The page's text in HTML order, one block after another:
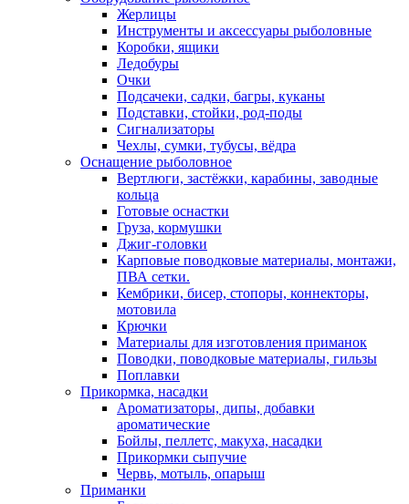
Жерлицы
Инструменты и аксессуары рыболовные
Коробки, ящики
Ледобуры
Очки
Подсачеки, садки, багры, куканы
Подставки, стойки, род-поды
Сигнализаторы
Чехлы, сумки, тубусы, вёдра
Оснащение рыболовное
Вертлюги, застёжки, карабины, заводные
кольца
Готовые оснастки
Груза, кормушки
Джиг-головки
Карповые поводковые материалы, монтажи,
ПВА сетки.
Кембрики, бисер, стопоры, коннекторы,
мотовила
Крючки
Материалы для изготовления приманок
Поводки, поводковые материалы, гильзы
Поплавки
Прикормка, насадки
Ароматизаторы, дипы, добавки
ароматические
Бойлы, пеллетс, макуха, насадки
Прикормки сыпучие
Червь, мотыль, опарыш
Приманки